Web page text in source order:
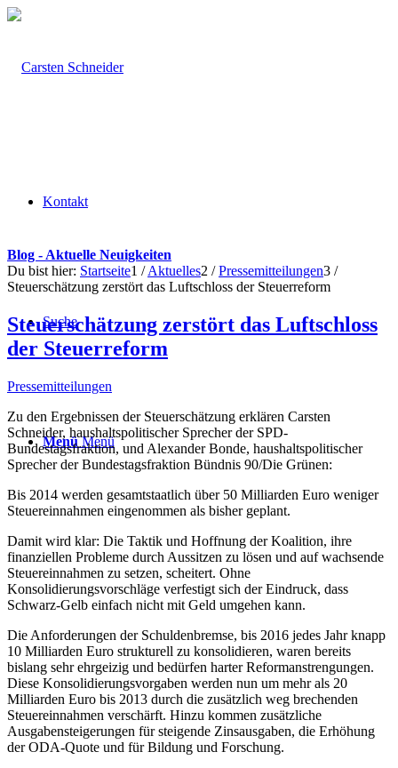
Kontakt
Suche
Menü Menü
Blog - Aktuelle Neuigkeiten
Du bist hier: Startseite1 / Aktuelles2 / Pressemitteilungen3 /
Steuerschätzung zerstört das Luftschloss der Steuerreform
Steuerschätzung zerstört das Luftschloss
der Steuerreform
Pressemitteilungen
Zu den Ergebnissen der Steuerschätzung erklären Carsten
Schneider, haushaltspolitischer Sprecher der SPD-
Bundestagsfraktion, und Alexander Bonde, haushaltspolitischer
Sprecher der Bundestagsfraktion Bündnis 90/Die Grünen:
Bis 2014 werden gesamtstaatlich über 50 Milliarden Euro weniger
Steuereinnahmen eingenommen als bisher geplant.
Damit wird klar: Die Taktik und Hoffnung der Koalition, ihre
finanziellen Probleme durch Aussitzen zu lösen und auf wachsende
Steuereinnahmen zu setzen, scheitert. Ohne
Konsolidierungsvorschläge verfestigt sich der Eindruck, dass
Schwarz-Gelb einfach nicht mit Geld umgehen kann.
Die Anforderungen der Schuldenbremse, bis 2016 jedes Jahr knapp
10 Milliarden Euro strukturell zu konsolidieren, waren bereits
bislang sehr ehrgeizig und bedürfen harter Reformanstrengungen.
Diese Konsolidierungsvorgaben werden nun um mehr als 20
Milliarden Euro bis 2013 durch die zusätzlich weg brechenden
Steuereinnahmen verschärft. Hinzu kommen zusätzliche
Ausgabensteigerungen für steigende Zinsausgaben, die Erhöhung
der ODA-Quote und für Bildung und Forschung.